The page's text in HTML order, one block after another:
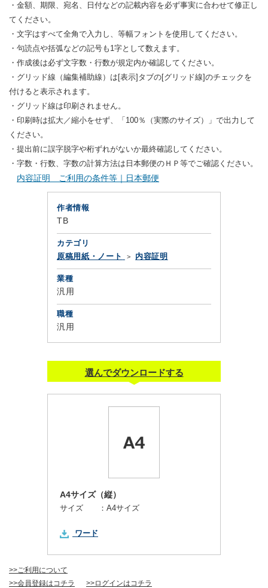
・金額、期限、宛名、日付などの記載内容を必ず事実に合わせて修正し
てください。
・文字はすべて全角で入力し、等幅フォントを使用してください。
・句読点や括弧などの記号も1字として数えます。
・作成後は必ず文字数・行数が規定内か確認してください。
・グリッド線（編集補助線）は[表示]タブの[グリッド線]のチェックを
付けると表示されます。
・グリッド線は印刷されません。
・印刷時は拡大／縮小をせず、「100％（実際のサイズ）」で出力して
ください。
・提出前に誤字脱字や桁ずれがないか最終確認してください。
・字数・行数、字数の計算方法は日本郵便のＨＰ等でご確認ください。
内容証明 ご利用の条件等｜日本郵便
作者情報
TB
カテゴリ
原稿用紙・ノート
内容証明
業種
汎用
職種
汎用
選んでダウンロードする
A4サイズ（縦）
サイズ ： A4サイズ
ワード
>>ご利用について
>>会員登録はコチラ
>>ログインはコチラ